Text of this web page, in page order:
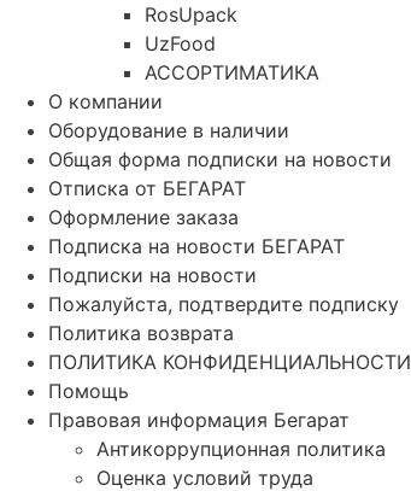
RosUpack
UzFood
АССОРТИМАТИКА
О компании
Оборудование в наличии
Общая форма подписки на новости
Отписка от БЕГАРАТ
Оформление заказа
Подписка на новости БЕГАРАТ
Подписки на новости
Пожалуйста, подтвердите подписку
Политика возврата
ПОЛИТИКА КОНФИДЕНЦИАЛЬНОСТИ
Помощь
Правовая информация Бегарат
Антикоррупционная политика
Оценка условий труда